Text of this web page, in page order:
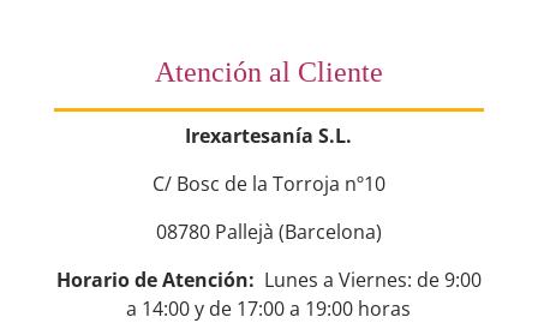
Atención al Cliente
Irexartesanía S.L.
C/ Bosc de la Torroja nº10
08780 Pallejà (Barcelona)
Horario de Atención: Lunes a Viernes: de 9:00
a 14:00 y de 17:00 a 19:00 horas